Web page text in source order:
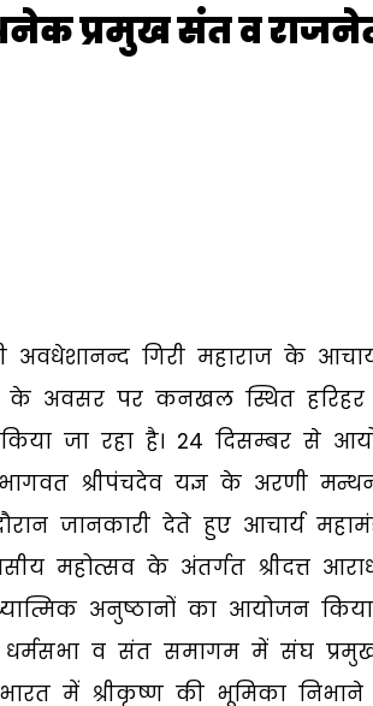
प्रमुख संत व
अवधेशानन्द गिरी महाराज के
के अवसर पर कनखल स्थित
जा रहा है। 24 दिसम्बर से
श्रीपंचदेव यज्ञ के अरणी
जानकारी देते हुए आचार्य
महोत्सव के अंतर्गत श्रीदत्त
अनुष्ठानों का आयोजन किया
व संत समागम में संघ प्रमुख
में श्रीकृष्ण की भूमिका